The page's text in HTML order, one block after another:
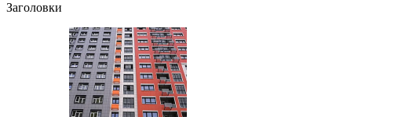
Заголовки